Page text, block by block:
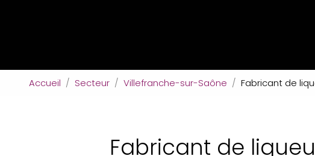
Accueil Secteur Villefranche-sur-Saône Fabricant de
Fabricant de